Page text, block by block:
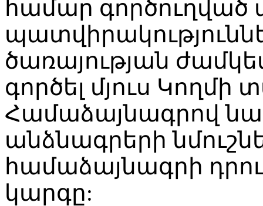
համար
ծառայության
գործել մյուս Կողմի
Համաձայնագրով
անձնագրերի
համաձայնագրի
կարգը: